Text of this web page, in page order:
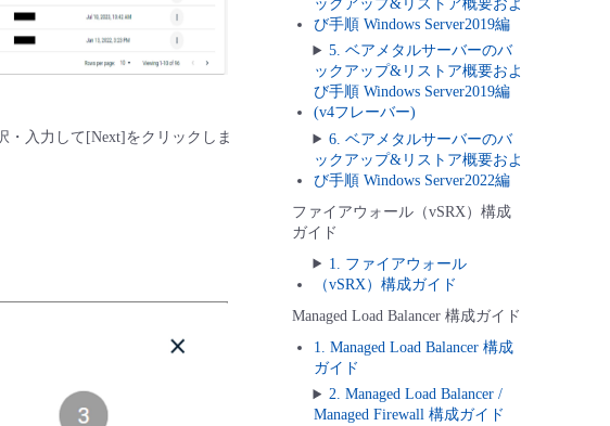
・入力して[Next]をクリックしま
ックアップ&リストア概要およ
び手順 Windows Server2019編
5. ベアメタルサーバーのバ
ックアップ&リストア概要およ
び手順 Windows Server2019編
(v4フレーバー)
6. ベアメタルサーバーのバ
ックアップ&リストア概要およ
び手順 Windows Server2022編
ファイアウォール（vSRX）構成
ガイド
1. ファイアウォール
（vSRX）構成ガイド
Managed Load Balancer 構成ガイド
1. Managed Load Balancer 構成
ガイド
2. Managed Load Balancer /
Managed Firewall 構成ガイド